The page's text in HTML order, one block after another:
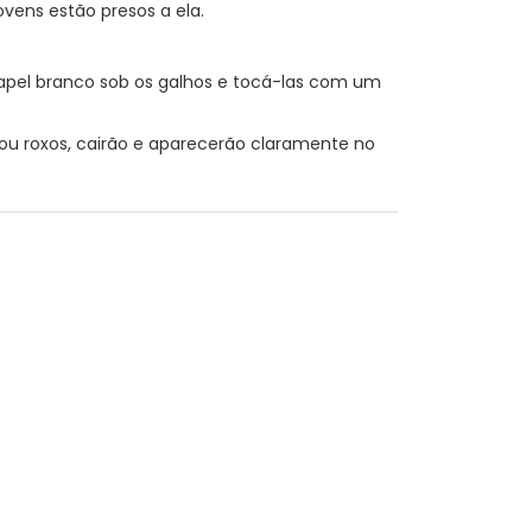
estão presos a ela.
branco sob os galhos e tocá-las com um
roxos, cairão e aparecerão claramente no